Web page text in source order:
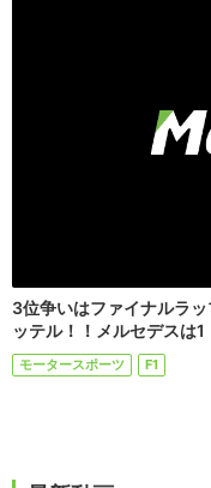
3位争いはファイナルラ
ッテル！！メルセデスは1
モータースポーツ F1